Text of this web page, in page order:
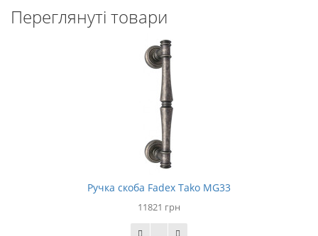
Переглянуті товари
Ручка скоба Fadex Tako MG33
11821 грн